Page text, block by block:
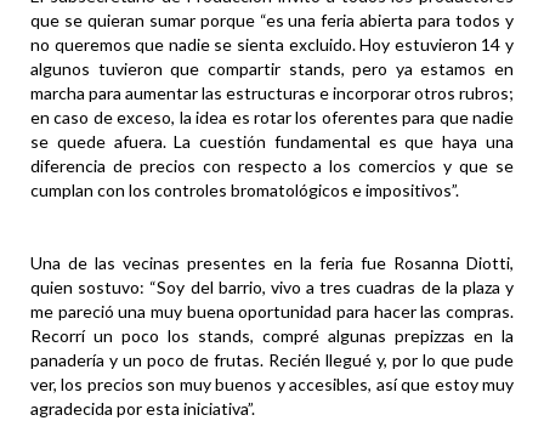
que se quieran sumar porque “es una feria abierta para todos y
no queremos que nadie se sienta excluido. Hoy estuvieron 14 y
algunos tuvieron que compartir stands, pero ya estamos en
marcha para aumentar las estructuras e incorporar otros rubros;
en caso de exceso, la idea es rotar los oferentes para que nadie
se quede afuera. La cuestión fundamental es que haya una
diferencia de precios con respecto a los comercios y que se
cumplan con los controles bromatológicos e impositivos”.
Una de las vecinas presentes en la feria fue Rosanna Diotti,
quien sostuvo: “Soy del barrio, vivo a tres cuadras de la plaza y
me pareció una muy buena oportunidad para hacer las compras.
Recorrí un poco los stands, compré algunas prepizzas en la
panadería y un poco de frutas. Recién llegué y, por lo que pude
ver, los precios son muy buenos y accesibles, así que estoy muy
agradecida por esta iniciativa”.